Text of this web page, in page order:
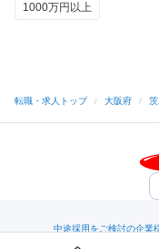
1000万円以上
転職・求人トップ / 大阪府 /
中途採用をご検討の企業